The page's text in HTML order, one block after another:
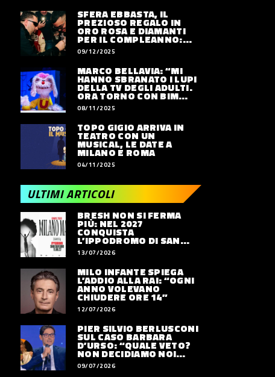
SFERA EBBASTA, IL
PREZIOSO REGALO IN
ORO ROSA E DIAMANTI
PER IL COMPLEANNO:
QUANTO VALE
09/12/2025
MARCO BELLAVIA: “MI
HANNO SBRANATO I LUPI
DELLA TV DEGLI ADULTI.
ORA TORNO CON BIM
BUM BAM PARTY”
08/11/2025
TOPO GIGIO ARRIVA IN
TEATRO CON UN
MUSICAL, LE DATE A
MILANO E ROMA
04/11/2025
ULTIMI ARTICOLI
BRESH NON SI FERMA
PIÙ: NEL 2027
CONQUISTA
L’IPPODROMO DI SAN
SIRO CON “MILANO
MAREA”
13/07/2026
MILO INFANTE SPIEGA
L’ADDIO ALLA RAI: “OGNI
ANNO VOLEVANO
CHIUDERE ORE 14”
12/07/2026
PIER SILVIO BERLUSCONI
SUL CASO BARBARA
D’URSO: “QUALE VETO?
NON DECIDIAMO NOI
DOVE LAVORERÀ”
09/07/2026